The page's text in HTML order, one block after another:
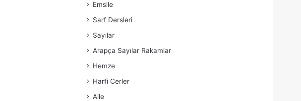
Emsile
Sarf Dersleri
Sayılar
Arapça Sayılar Rakamlar
Hemze
Harfi Cerler
Aile